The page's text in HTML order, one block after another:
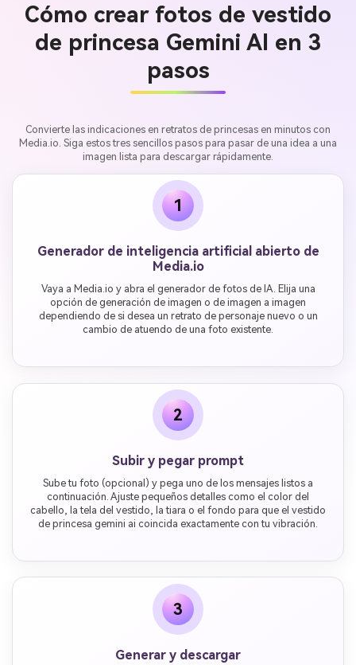
Cómo crear fotos de vestido
de princesa Gemini AI en 3
pasos
Convierte las indicaciones en retratos de princesas en minutos con
Media.io. Siga estos tres sencillos pasos para pasar de una idea a una
imagen lista para descargar rápidamente.
1
Generador de inteligencia artificial abierto de
Media.io
Vaya a Media.io y abra el generador de fotos de IA. Elija una
opción de generación de imagen o de imagen a imagen
dependiendo de si desea un retrato de personaje nuevo o un
cambio de atuendo de una foto existente.
2
Subir y pegar prompt
Sube tu foto (opcional) y pega uno de los mensajes listos a
continuación. Ajuste pequeños detalles como el color del
cabello, la tela del vestido, la tiara o el fondo para que el vestido
de princesa gemini ai coincida exactamente con tu vibración.
3
Generar y descargar